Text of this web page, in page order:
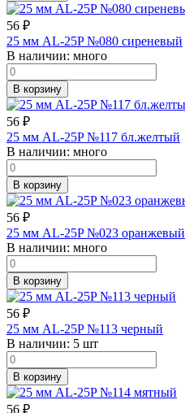
56 ₽
25 мм AL-25P №080 сиреневый
В наличии: много
В корзину
56 ₽
25 мм AL-25P №117 бл.желтый
В наличии: много
В корзину
56 ₽
25 мм AL-25P №023 оранжевый
В наличии: много
В корзину
56 ₽
25 мм AL-25P №113 черный
В наличии: 5 шт
В корзину
56 ₽